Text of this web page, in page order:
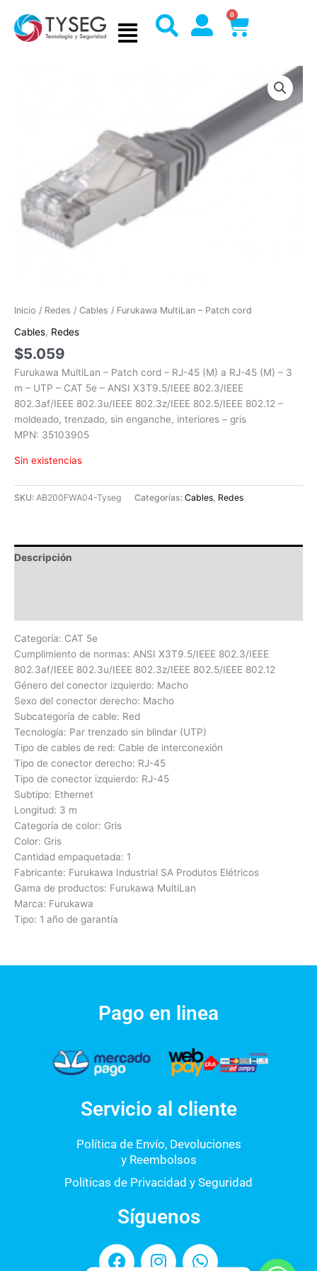
contenido
0
Cart
Inicio / Redes / Cables / Furukawa MultiLan – Patch cord
Cables, Redes
$5.059
Furukawa MultiLan – Patch cord – RJ-45 (M) a RJ-45 (M) – 3
m – UTP – CAT 5e – ANSI X3T9.5/IEEE 802.3/IEEE
802.3af/IEEE 802.3u/IEEE 802.3z/IEEE 802.5/IEEE 802.12 –
moldeado, trenzado, sin enganche, interiores – gris
MPN: 35103905
Sin existencias
SKU: AB200FWA04-Tyseg Categorías: Cables, Redes
Descripción
Categoría: CAT 5e
Cumplimiento de normas: ANSI X3T9.5/IEEE 802.3/IEEE
802.3af/IEEE 802.3u/IEEE 802.3z/IEEE 802.5/IEEE 802.12
Género del conector izquierdo: Macho
Sexo del conector derecho: Macho
Subcategoría de cable: Red
Tecnología: Par trenzado sin blindar (UTP)
Tipo de cables de red: Cable de interconexión
Tipo de conector derecho: RJ-45
Tipo de conector izquierdo: RJ-45
Subtipo: Ethernet
Longitud: 3 m
Categoría de color: Gris
Color: Gris
Cantidad empaquetada: 1
Fabricante: Furukawa Industrial SA Produtos Elétricos
Gama de productos: Furukawa MultiLan
Marca: Furukawa
Tipo: 1 año de garantía
Pago en linea
Servicio al cliente
Política de Envío, Devoluciones
y Reembolsos
Políticas de Privacidad y Seguridad
Síguenos
F
I
W